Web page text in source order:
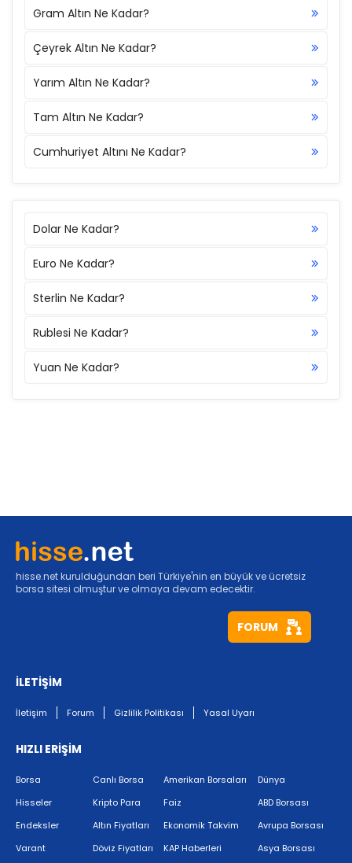
Gram Altın Ne Kadar?
Çeyrek Altın Ne Kadar?
Yarım Altın Ne Kadar?
Tam Altın Ne Kadar?
Cumhuriyet Altını Ne Kadar?
Dolar Ne Kadar?
Euro Ne Kadar?
Sterlin Ne Kadar?
Rublesi Ne Kadar?
Yuan Ne Kadar?
hisse.net kurulduğundan beri Türkiye'nin en büyük ve ücretsiz
borsa sitesi olmuştur ve olmaya devam edecektir.
FORUM
İLETİŞİM
İletişim Forum Gizlilik Politikası Yasal Uyarı
HIZLI ERİŞİM
Borsa
Hisseler
Endeksler
Varant
Canlı Borsa
Kripto Para
Altın Fiyatları
Döviz Fiyatları
Amerikan Borsaları
Faiz
Ekonomik Takvim
KAP Haberleri
Dünya
ABD Borsası
Avrupa Borsası
Asya Borsası